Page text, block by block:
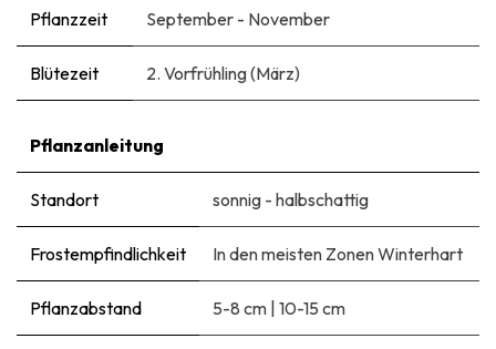
Pflanzzeit September - November
Blütezeit 2. Vorfrühling (März)
Pflanzanleitung
Standort sonnig - halbschattig
Frostempfindlichkeit In den meisten Zonen Winterhart
Pflanzabstand 5-8 cm | 10-15 cm